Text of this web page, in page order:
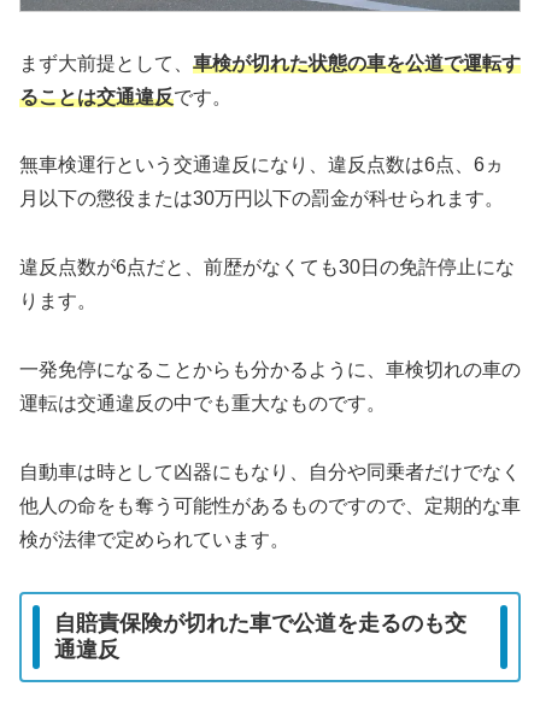
まず大前提として、 車検が切れた状態の車を公道で運転す
ることは交通違反です。
無車検運行という交通違反になり、違反点数は6点、6ヵ
月以下の懲役または30万円以下の罰金が科せられます。
違反点数が6点だと、前歴がなくても30日の免許停止にな
ります。
一発免停になることからも分かるように、車検切れの車の
運転は交通違反の中でも重大なものです。
自動車は時として凶器にもなり、自分や同乗者だけでなく
他人の命をも奪う可能性があるものですので、定期的な車
検が法律で定められています。
自賠責保険が切れた車で公道を走るのも交
通違反